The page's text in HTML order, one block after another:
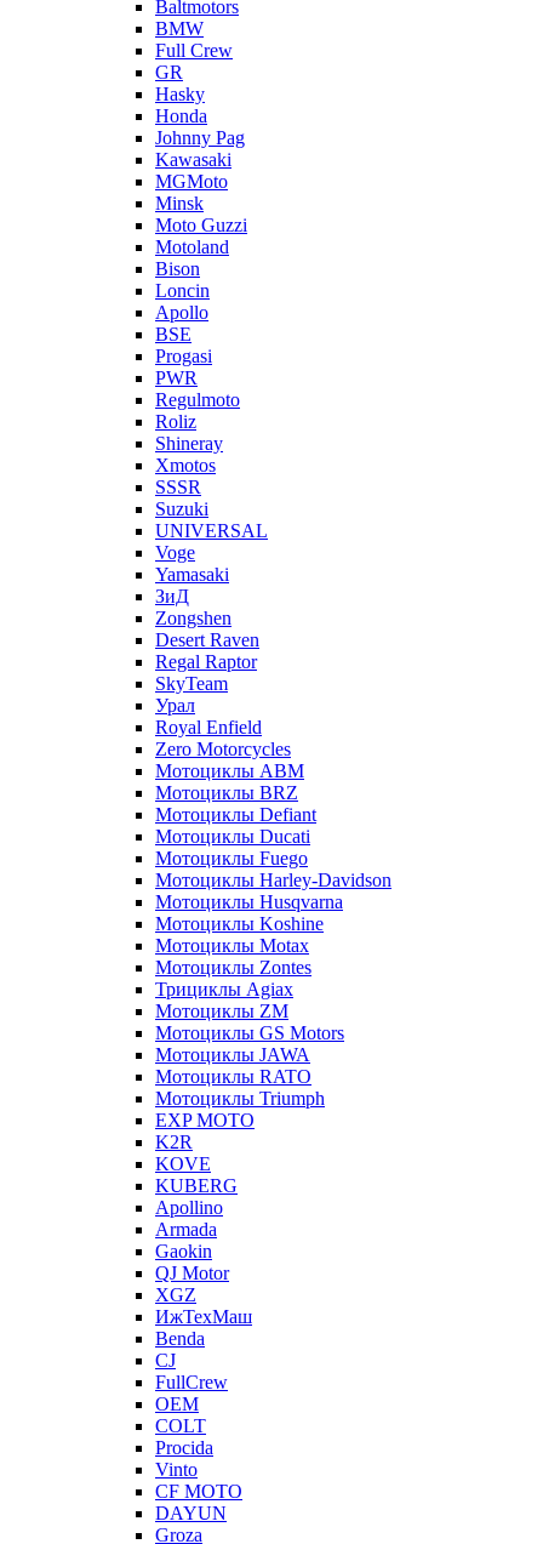
Baltmotors
BMW
Full Crew
GR
Hasky
Honda
Johnny Pag
Kawasaki
MGMoto
Minsk
Moto Guzzi
Motoland
Bison
Loncin
Apollo
BSE
Progasi
PWR
Regulmoto
Roliz
Shineray
Xmotos
SSSR
Suzuki
UNIVERSAL
Voge
Yamasaki
ЗиД
Zongshen
Desert Raven
Regal Raptor
SkyTeam
Урал
Royal Enfield
Zero Motorcycles
Мотоциклы ABM
Мотоциклы BRZ
Мотоциклы Defiant
Мотоциклы Ducati
Мотоциклы Fuego
Мотоциклы Harley-Davidson
Мотоциклы Husqvarna
Мотоциклы Koshine
Мотоциклы Motax
Мотоциклы Zontes
Трициклы Agiax
Мотоциклы ZM
Мотоциклы GS Motors
Мотоциклы JAWA
Мотоциклы RATO
Мотоциклы Triumph
EXP MOTO
K2R
KOVE
KUBERG
Apollino
Armada
Gaokin
QJ Motor
XGZ
ИжТехМаш
Benda
CJ
FullCrew
OEM
COLT
Procida
Vinto
CF MOTO
DAYUN
Groza